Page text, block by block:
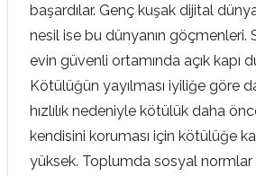
başardılar. Genç kuşak dijital
nesil ise bu dünyanın göçmenleri.
evin güvenli ortamında açık kapı
Kötülüğün yayılması iyiliğe göre
hızlılık nedeniyle kötülük daha
kendisini koruması için kötülüğe
yüksek. Toplumda sosyal normlar